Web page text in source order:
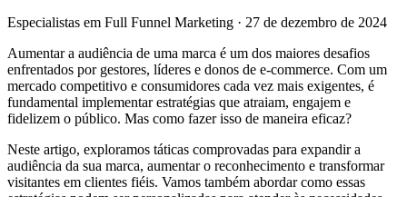
Especialistas em Full Funnel Marketing · 27 de dezembro de 2024
Aumentar a audiência de uma marca é um dos maiores desafios
enfrentados por gestores, líderes e donos de e-commerce. Com um
mercado competitivo e consumidores cada vez mais exigentes, é
fundamental implementar estratégias que atraiam, engajem e
fidelizem o público. Mas como fazer isso de maneira eficaz?
Neste artigo, exploramos táticas comprovadas para expandir a
audiência da sua marca, aumentar o reconhecimento e transformar
visitantes em clientes fiéis. Vamos também abordar como essas